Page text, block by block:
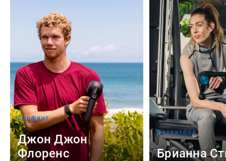
Серфинг
Джон Джон
Флоренс
Баскетбол
Брианна